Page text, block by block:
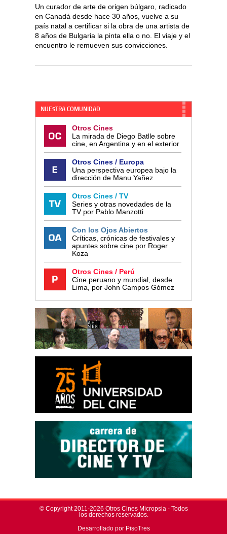
Un curador de arte de origen búlgaro, radicado
en Canadá desde hace 30 años, vuelve a su
país natal a certificar si la obra de una artista de
8 años de Bulgaria la pinta ella o no. El viaje y el
encuentro le remueven sus convicciones.
NUESTRA COMUNIDAD
Otros Cines
La mirada de Diego Batlle sobre
cine, en Argentina y en el exterior
Otros Cines / Europa
Una perspectiva europea bajo la
dirección de Manu Yañez
Otros Cines / TV
Series y otras novedades de la
TV por Pablo Manzotti
Con los Ojos Abiertos
Críticas, crónicas de festivales y
apuntes sobre cine por Roger
Koza
Otros Cines / Perú
Cine peruano y mundial, desde
Lima, por John Campos Gómez
© Copyright 2011-2026 Otros Cines Micropsia - Todos
los derechos reservados.
Desarrollado por PisoTres